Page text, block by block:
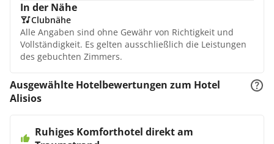
In der Nähe
Clubnähe
Alle Angaben sind ohne Gewähr von Richtigkeit und
Vollständigkeit. Es gelten ausschließlich die Leistungen
des gebuchten Zimmers.
Ausgewählte Hotelbewertungen zum Hotel
Alisios
Ruhiges Komforthotel direkt am